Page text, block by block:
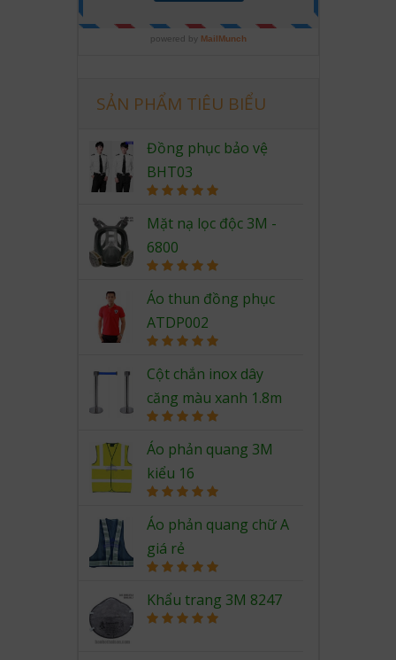
SẢN PHẨM TIÊU BIỂU
Đồng phục bảo vệ
BHT03
out of 5
Mặt nạ lọc độc 3M -
6800
out of 5
Áo thun đồng phục
ATDP002
out of 5
Cột chắn inox dây
căng màu xanh 1.8m
out of 5
Áo phản quang 3M
kiểu 16
out of 5
Áo phản quang chữ A
giá rẻ
out of 5
Khẩu trang 3M 8247